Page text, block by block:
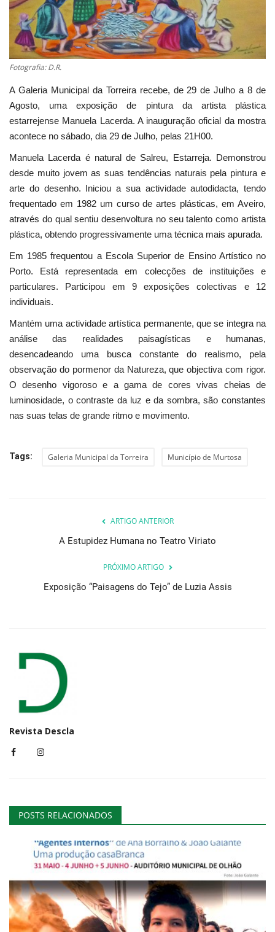
Estatuto Editorial
Saúde
Ficha técnica
Cultura
Ambiente
Fotografia: D.R.
A Galeria Municipal da Torreira recebe, de 29 de Julho a 8 de
Agosto, uma exposição de pintura da artista plástica
estarrejense Manuela Lacerda. A inauguração oficial da mostra
acontece no sábado, dia 29 de Julho, pelas 21H00.
Manuela Lacerda é natural de Salreu, Estarreja. Demonstrou
desde muito jovem as suas tendências naturais pela pintura e
arte do desenho. Iniciou a sua actividade autodidacta, tendo
frequentado em 1982 um curso de artes plásticas, em Aveiro,
através do qual sentiu desenvoltura no seu talento como artista
plástica, obtendo progressivamente uma técnica mais apurada.
Em 1985 frequentou a Escola Superior de Ensino Artístico no
Porto. Está representada em colecções de instituições e
particulares. Participou em 9 exposições colectivas e 12
individuais.
Mantém uma actividade artística permanente, que se integra na
análise das realidades paisagísticas e humanas,
desencadeando uma busca constante do realismo, pela
observação do pormenor da Natureza, que objectiva com rigor.
O desenho vigoroso e a gama de cores vivas cheias de
luminosidade, o contraste da luz e da sombra, são constantes
nas suas telas de grande ritmo e movimento.
Tags: Galeria Municipal da Torreira Município de Murtosa
ARTIGO ANTERIOR
A Estupidez Humana no Teatro Viriato
PRÓXIMO ARTIGO
Exposição “Paisagens do Tejo” de Luzia Assis
Revista Descla
POSTS RELACIONADOS